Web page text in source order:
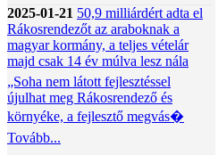
2025-01-21 50,9 milliárdért adta el
Rákosrendezőt az araboknak a
magyar kormány, a teljes vételár
majd csak 14 év múlva lesz nála
„Soha nem látott fejlesztéssel
újulhat meg Rákosrendező és
környéke, a fejlesztő megvás�
Tovább...